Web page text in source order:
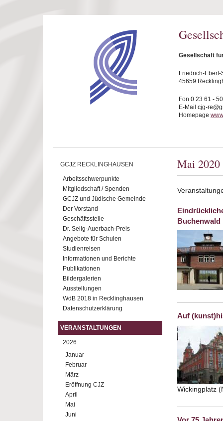
Gesellschaft
Friedrich-Ebert-
45659
Fon 0 23 61 -
E-Mail cjg-
Homepage
GCJZ RECKLINGHAUSEN
Arbeitsschwerpunkte
Mitgliedschaft / Spenden
GCJZ und Jüdische Gemeinde
Der Vorstand
Geschäftsstelle
Dr. Selig-Auerbach-Preis
Angebote für Schulen
Studienreisen
Informationen und Berichte
Publikationen
Bildergalerien
Ausstellungen
WdB 2018 in Recklinghausen
Datenschutzerklärung
VERANSTALTUNGEN
2026
Januar
Februar
März
Eröffnung CJZ
April
Mai
Juni
Mai 2020
Buchenwald
Auf
Wickingplatz